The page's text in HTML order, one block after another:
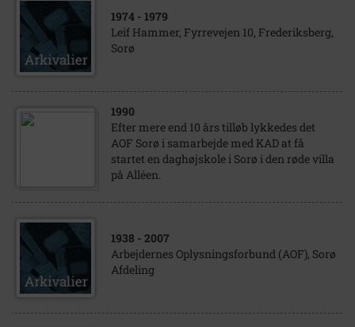
1974 - 1979
Leif Hammer, Fyrrevejen 10, Frederiksberg,
Sorø
1990
Efter mere end 10 års tilløb lykkedes det
AOF Sorø i samarbejde med KAD at få
startet en daghøjskole i Sorø i den røde villa
på Alléen.
1938 - 2007
Arbejdernes Oplysningsforbund (AOF), Sorø
Afdeling